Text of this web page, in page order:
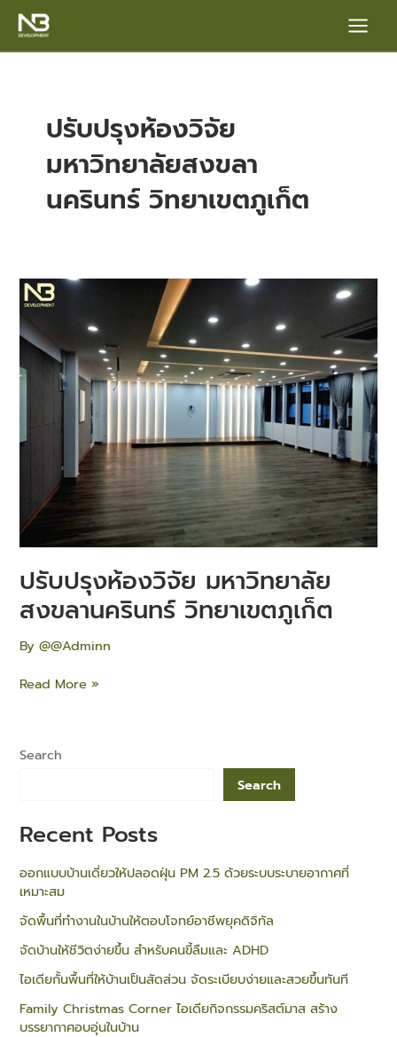
Main
Menu
ปรับปรุงห้องวิจัย
มหาวิทยาลัยสงขลา
นครินทร์ วิทยาเขตภูเก็ต
ปรับปรุงห้องวิจัย มหาวิทยาลัย
สงขลานครินทร์ วิทยาเขตภูเก็ต
By@@Adminn
ปรับปรุง
ห้อง
วิจัย
มหาวิทยาลัย
สงขลา
นครินทร์
วิทยาเขต
Read More »
Search
Search
Recent Posts
ออกแบบบ้านเดี่ยวให้ปลอดฝุ่น PM 2.5 ด้วยระบบระบายอากาศที่
เหมาะสม
จัดพื้นที่ทำงานในบ้านให้ตอบโจทย์อาชีพยุคดิจิทัล
จัดบ้านให้ชีวิตง่ายขึ้น สำหรับคนขี้ลืมและ ADHD
ไอเดียกั้นพื้นที่ให้บ้านเป็นสัดส่วน จัดระเบียบง่ายและสวยขึ้นทันที
Family Christmas Corner ไอเดียกิจกรรมคริสต์มาส สร้าง
บรรยากาศอบอุ่นในบ้าน